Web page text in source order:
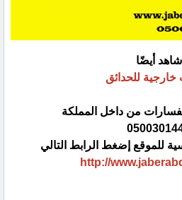
شاهد أيضًا
للحدائق
من داخل المملكة
للموقع إضغط الرابط التالي
http://